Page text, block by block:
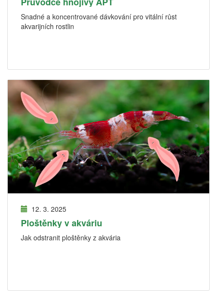
Snadné a koncentrované dávkování pro vitální růst
akvarijních rostlin
12. 3. 2025
Ploštěnky v akváriu
Jak odstranit ploštěnky z akvária